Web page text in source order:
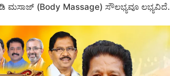
ಮಸಾಜ್ (Body Massage) ಸೌಲಭ್ಯವೂ ಲಭ್ಯವಿದೆ.